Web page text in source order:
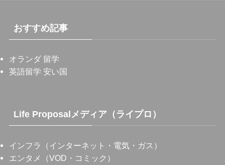
おすすめ記事
オランダ 留学
英語留学 安い国
Life Proposalメディア（ライプロ）
インフラ（インターネット・電気・ガス）
エンタメ（VOD・コミック）